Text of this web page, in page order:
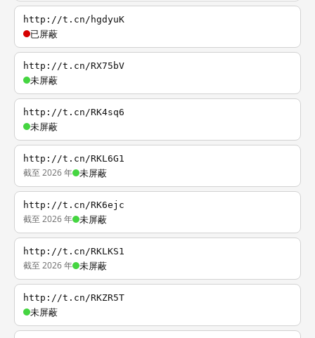
http://t.cn/hgdyuK
已屏蔽
http://t.cn/RX75bV
未屏蔽
http://t.cn/RK4sq6
未屏蔽
http://t.cn/RKL6G1
截至 2026 年 未屏蔽
http://t.cn/RK6ejc
截至 2026 年 未屏蔽
http://t.cn/RKLKS1
截至 2026 年 未屏蔽
http://t.cn/RKZR5T
未屏蔽